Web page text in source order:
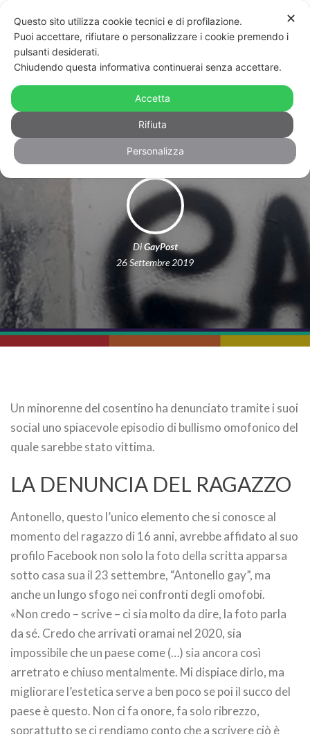
Cosenza, scritte omofobe sotto casa
di un minorenne
DiGayPost
26 Settembre 2019
Un minorenne del cosentino ha denunciato tramite i suoi
social uno spiacevole episodio di bullismo omofonico del
quale sarebbe stato vittima.
LA DENUNCIA DEL RAGAZZO
Antonello, questo l’unico elemento che si conosce al
momento del ragazzo di 16 anni, avrebbe affidato al suo
profilo Facebook non solo la foto della scritta apparsa
sotto casa sua il 23 settembre, “Antonello gay”, ma
anche un lungo sfogo nei confronti degli omofobi.
«Non credo – scrive – ci sia molto da dire, la foto parla
da sé. Credo che arrivati oramai nel 2020, sia
impossibile che un paese come (…) sia ancora così
arretrato e chiuso mentalmente. Mi dispiace dirlo, ma
migliorare l’estetica serve a ben poco se poi il succo del
paese è questo. Non ci fa onore, fa solo ribrezzo,
soprattutto se ci rendiamo conto che a scrivere ciò è
✕
Questo sito utilizza cookie tecnici e di profilazione.
Puoi accettare, rifiutare o personalizzare i cookie premendo i
pulsanti desiderati.
Chiudendo questa informativa continuerai senza accettare.
Accetta
Rifiuta
Personalizza